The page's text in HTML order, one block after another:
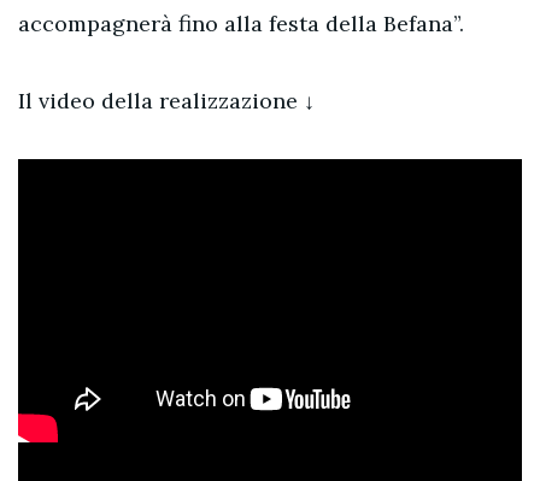
accompagnerà fino alla festa della Befana”.
Il video della realizzazione ↓